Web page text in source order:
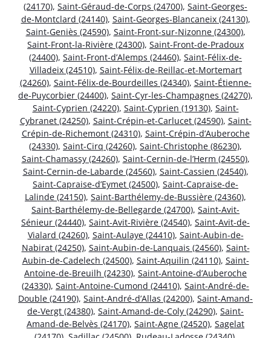
(24170), Saint-Géraud-de-Corps (24700), Saint-Georges-
de-Montclard (24140), Saint-Georges-Blancaneix (24130),
Saint-Geniès (24590), Saint-Front-sur-Nizonne (24300),
Saint-Front-la-Rivière (24300), Saint-Front-de-Pradoux
(24400), Saint-Front-d’Alemps (24460), Saint-Félix-de-
Villadeix (24510), Saint-Félix-de-Reillac-et-Mortemart
(24260), Saint-Félix-de-Bourdeilles (24340), Saint-Étienne-
de-Puycorbier (24400), Saint-Cyr-les-Champagnes (24270),
Saint-Cyprien (24220), Saint-Cyprien (19130), Saint-
Cybranet (24250), Saint-Crépin-et-Carlucet (24590), Saint-
Crépin-de-Richemont (24310), Saint-Crépin-d’Auberoche
(24330), Saint-Cirq (24260), Saint-Christophe (86230),
Saint-Chamassy (24260), Saint-Cernin-de-l’Herm (24550),
Saint-Cernin-de-Labarde (24560), Saint-Cassien (24540),
Saint-Capraise-d’Eymet (24500), Saint-Capraise-de-
Lalinde (24150), Saint-Barthélemy-de-Bussière (24360),
Saint-Barthélemy-de-Bellegarde (24700), Saint-Avit-
Sénieur (24440), Saint-Avit-Rivière (24540), Saint-Avit-de-
Vialard (24260), Saint-Aulaye (24410), Saint-Aubin-de-
Nabirat (24250), Saint-Aubin-de-Lanquais (24560), Saint-
Aubin-de-Cadelech (24500), Saint-Aquilin (24110), Saint-
Antoine-de-Breuilh (24230), Saint-Antoine-d’Auberoche
(24330), Saint-Antoine-Cumond (24410), Saint-André-de-
Double (24190), Saint-André-d’Allas (24200), Saint-Amand-
de-Vergt (24380), Saint-Amand-de-Coly (24290), Saint-
Amand-de-Belvès (24170), Saint-Agne (24520), Sagelat